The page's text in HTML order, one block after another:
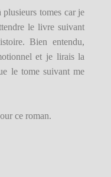
tomes car je
le livre suivant
Bien entendu,
et je lirais la
le tome suivant me
ce roman.